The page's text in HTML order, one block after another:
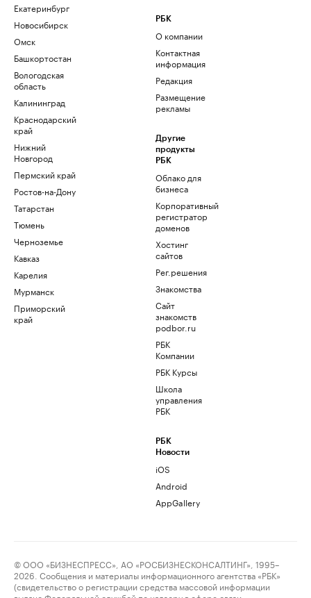
Екатеринбург
Новосибирск
Омск
Башкортостан
Вологодская
область
Калининград
Краснодарский
край
Нижний
Новгород
Пермский край
Ростов-на-Дону
Татарстан
Тюмень
Черноземье
Кавказ
Карелия
Мурманск
Приморский
край
РБК
О компании
Контактная
информация
Редакция
Размещение
рекламы
Другие
продукты
РБК
Облако для
бизнеса
Корпоративный
регистратор
доменов
Хостинг
сайтов
Рег.решения
Знакомства
Сайт
знакомств
podbor.ru
РБК
Компании
РБК Курсы
Школа
управления
РБК
РБК
Новости
iOS
Android
AppGallery
© ООО «БИЗНЕСПРЕСС», АО «РОСБИЗНЕСКОНСАЛТИНГ», 1995–
2026. Сообщения и материалы информационного агентства «РБК»
(свидетельство о регистрации средства массовой информации